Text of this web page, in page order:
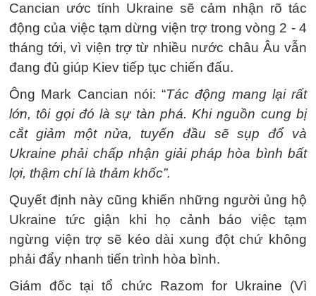
Cancian ước tính Ukraine sẽ cảm nhận rõ tác
động của việc tạm dừng viện trợ trong vòng 2 - 4
tháng tới, vì viện trợ từ nhiều nước châu Âu vẫn
đang đủ giúp Kiev tiếp tục chiến đấu.
Ông Mark Cancian nói: “Tác động mang lại rất
lớn, tôi gọi đó là sự tàn phá. Khi nguồn cung bị
cắt giảm một nửa, tuyến đầu sẽ sụp đổ và
Ukraine phải chấp nhận giải pháp hòa bình bất
lợi, thậm chí là thảm khốc”.
Quyết định này cũng khiến những người ủng hộ
Ukraine tức giận khi họ cảnh báo việc tạm
ngừng viện trợ sẽ kéo dài xung đột chứ không
phải đẩy nhanh tiến trình hòa bình.
Giám đốc tại tổ chức Razom for Ukraine (Vì